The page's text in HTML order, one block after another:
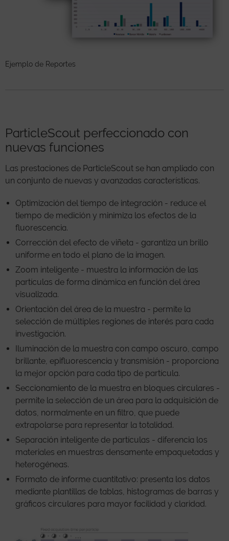
Ejemplo de Reportes
ParticleScout perfeccionado con
nuevas funciones
Las prestaciones de ParticleScout se han ampliado con
un conjunto de nuevas y avanzadas características.
Optimización del tiempo de integración - reduce el
tiempo de medición y minimiza los efectos de la
fluorescencia.
Corrección del efecto de viñeta - garantiza un brillo
uniforme en todo el plano de la imagen.
Zoom inteligente - muestra la información de las
partículas de forma dinámica en función del área
visualizada.
Orientación del área de la muestra - permite la
selección de múltiples regiones de interés para cada
investigación.
Iluminación de la muestra con campo oscuro, campo
brillante, epifluorescencia y transmisión - proporciona
la mejor opción para cada tipo de partícula.
Seccionamiento de la muestra en bloques circulares -
permite la selección de un área para la adquisición de
datos, normalmente en un filtro, que puede
extrapolarse para representar la totalidad.
Separación inteligente de partículas - diferencia los
materiales en muestras densamente empaquetadas y
heterogéneas.
Formato de informe cuantitativo: presenta los datos
mediante plantillas de tablas, histogramas de barras y
gráficos circulares para mayor facilidad y claridad.